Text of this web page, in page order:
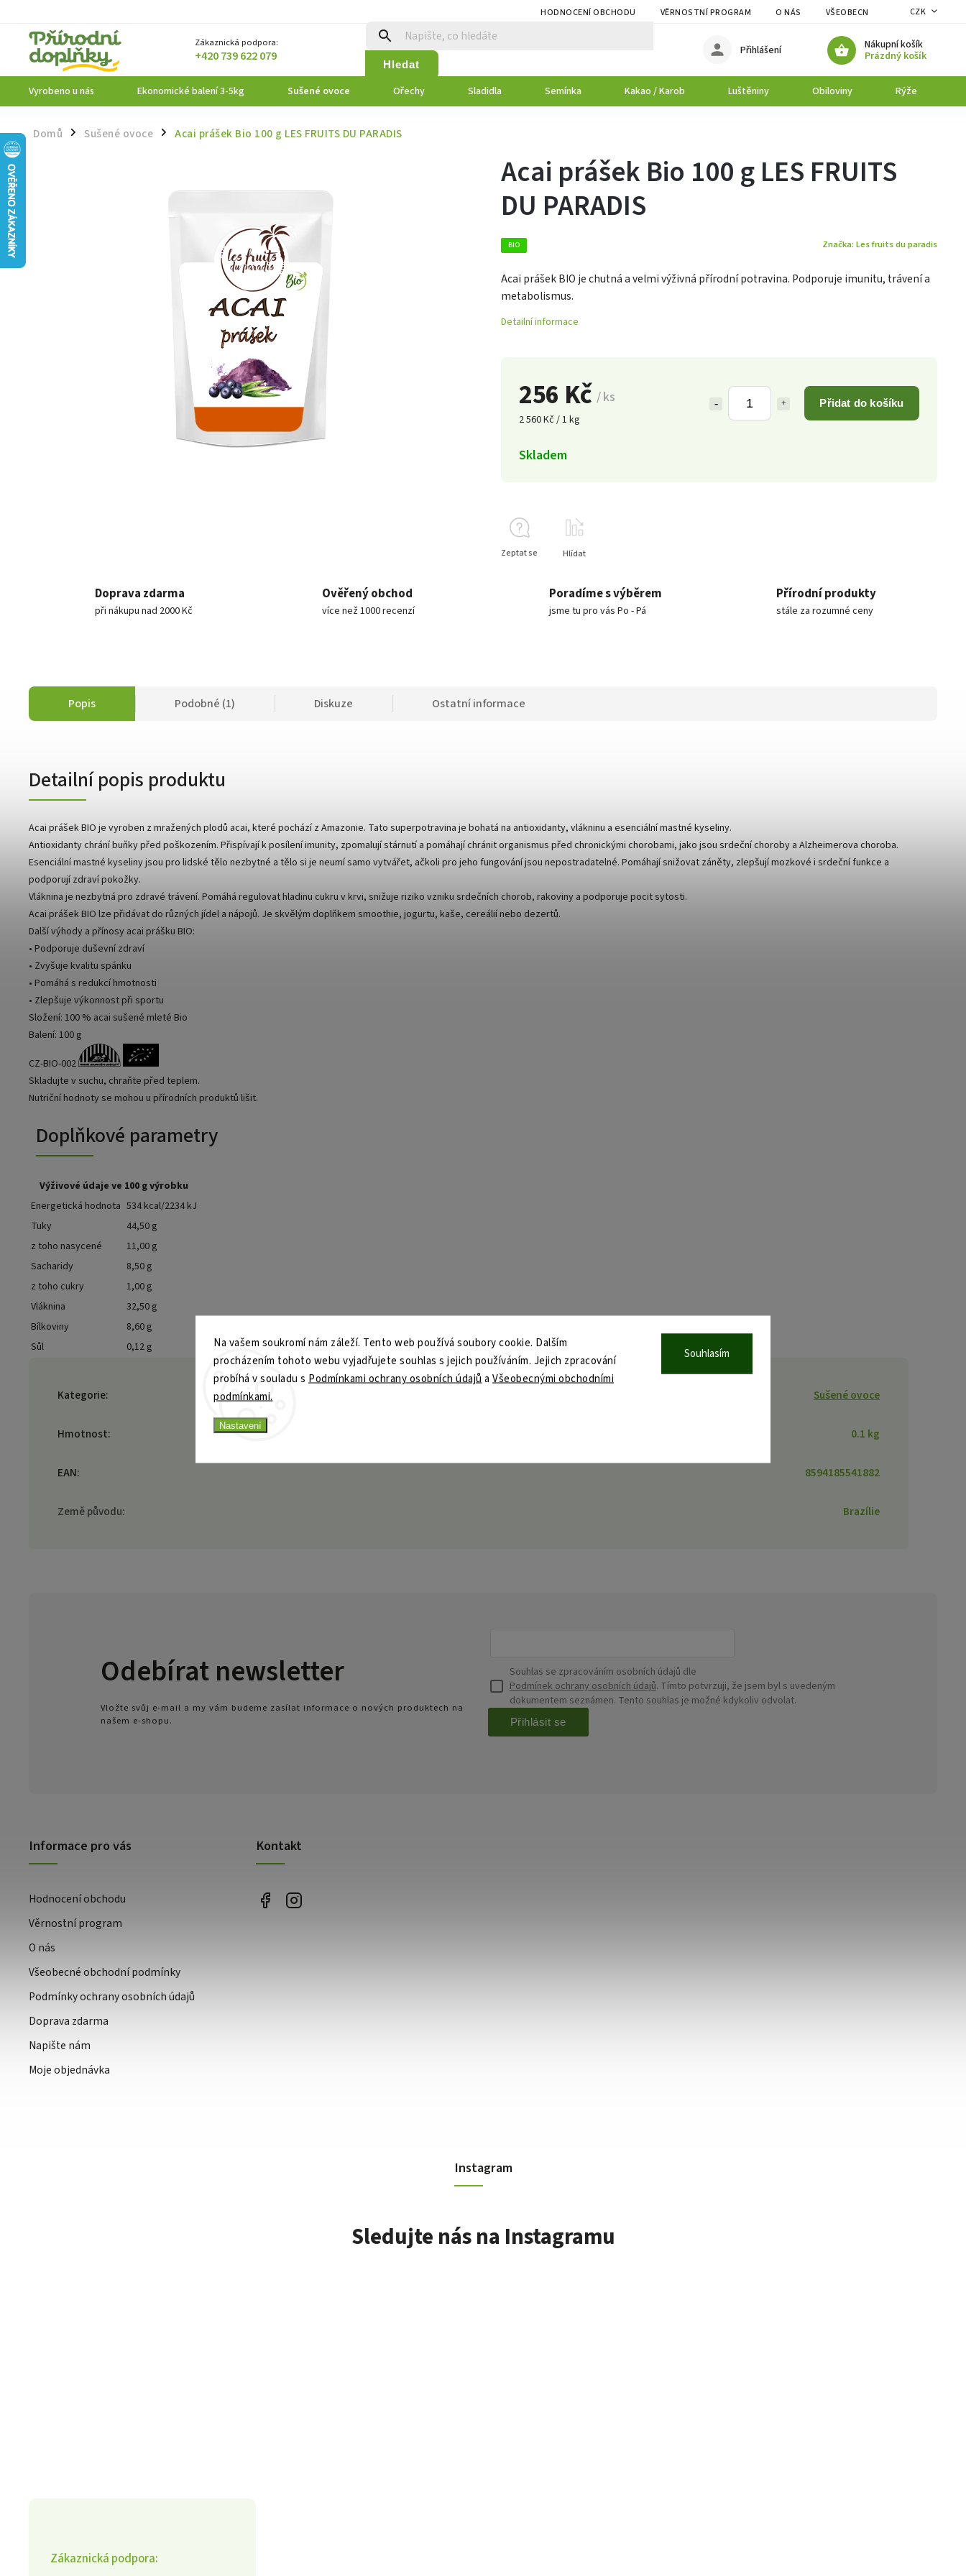
Na vašem soukromí nám záleží. Tento web používá soubory cookie. Dalším
procházením tohoto webu vyjadřujete souhlas s jejich používáním. Jejich zpracování
probíhá v souladu s Podmínkami ochrany osobních údajů a Všeobecnými obchodními
podmínkami.
Nastavení
Souhlasím
HODNOCENÍ OBCHODU VĚRNOSTNÍ PROGRAM O NÁS VŠEOBECNÉ OBCHODNÍ PODMÍNKY
CZK
Zákaznická podpora:
+420 739 622 079 Hledat
Nákupní košík
Prázdný košík
Přihlášení
Vyrobeno u nás Ekonomické balení 3-5kg Sušené ovoce Ořechy Sladidla Semínka Kakao / Karob Luštěniny Obiloviny Rýže
Domů / Sušené ovoce / Acai prášek Bio 100 g LES FRUITS DU PARADIS
256 Kč / ks
2 560 Kč / 1 kg
Přidat do košíku
Skladem
Acai prášek Bio 100 g LES FRUITS
DU PARADIS
BIO Značka: Les fruits du paradis
Acai prášek BIO je chutná a velmi výživná přírodní potravina. Podporuje imunitu, trávení a
metabolismus.
Detailní informace
Zeptat se Hlídat
Doprava zdarma
při nákupu nad 2000 Kč
Ověřený obchod
více než 1000 recenzí
Poradíme s výběrem
jsme tu pro vás Po - Pá
Přírodní produkty
stále za rozumné ceny
Popis Podobné (1) Diskuze Ostatní informace
Detailní popis produktu
Acai prášek BIO je vyroben z mražených plodů acai, které pochází z Amazonie. Tato superpotravina je bohatá na antioxidanty, vlákninu a esenciální mastné kyseliny.
Antioxidanty chrání buňky před poškozením. Přispívají k posílení imunity, zpomalují stárnutí a pomáhají chránit organismus před chronickými chorobami, jako jsou srdeční choroby a Alzheimerova choroba.
Esenciální mastné kyseliny jsou pro lidské tělo nezbytné a tělo si je neumí samo vytvářet, ačkoli pro jeho fungování jsou nepostradatelné. Pomáhají snižovat záněty, zlepšují mozkové i srdeční funkce a
podporují zdraví pokožky.
Vláknina je nezbytná pro zdravé trávení. Pomáhá regulovat hladinu cukru v krvi, snižuje riziko vzniku srdečních chorob, rakoviny a podporuje pocit sytosti.
Acai prášek BIO lze přidávat do různých jídel a nápojů. Je skvělým doplňkem smoothie, jogurtu, kaše, cereálií nebo dezertů.
Další výhody a přínosy acai prášku BIO:
• Podporuje duševní zdraví
• Zvyšuje kvalitu spánku
• Pomáhá s redukcí hmotnosti
• Zlepšuje výkonnost při sportu
Složení: 100 % acai sušené mleté Bio
Balení: 100 g
CZ-BIO-002
Skladujte v suchu, chraňte před teplem.
Nutriční hodnoty se mohou u přírodních produktů lišit.
Doplňkové parametry
Výživové údaje ve 100 g výrobku
Energetická hodnota 534 kcal/2234 kJ
Tuky
44,50 g
z toho nasycené
11,00 g
Sacharidy
8,50 g
z toho cukry
1,00 g
Vláknina
32,50 g
Bílkoviny
8,60 g
Sůl
0,12 g
Kategorie: Sušené ovoce
Hmotnost: 0.1 kg
EAN: 8594185541882
Země původu: Brazílie
Zákaznická podpora:
Odebírat newsletter
Vložte svůj e-mail a my vám budeme zasílat informace o nových produktech na
našem e-shopu.
Souhlas se zpracováním osobních údajů dle
Podmínek ochrany osobních údajů. Tímto potvrzuji, že jsem byl s uvedeným
dokumentem seznámen. Tento souhlas je možné kdykoliv odvolat.
Přihlásit se
Informace pro vás
Hodnocení obchodu
Věrnostní program
O nás
Všeobecné obchodní podmínky
Podmínky ochrany osobních údajů
Doprava zdarma
Napište nám
Moje objednávka
Kontakt
Instagram
Sledujte nás na Instagramu